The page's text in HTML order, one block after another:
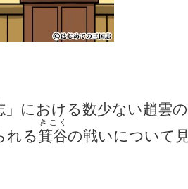
における数少ない趙雲
れる箕谷
きこく
の戦いについて